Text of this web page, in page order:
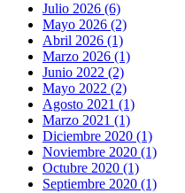
Julio 2026 (6)
Mayo 2026 (2)
Abril 2026 (1)
Marzo 2026 (1)
Junio 2022 (2)
Mayo 2022 (2)
Agosto 2021 (1)
Marzo 2021 (1)
Diciembre 2020 (1)
Noviembre 2020 (1)
Octubre 2020 (1)
Septiembre 2020 (1)